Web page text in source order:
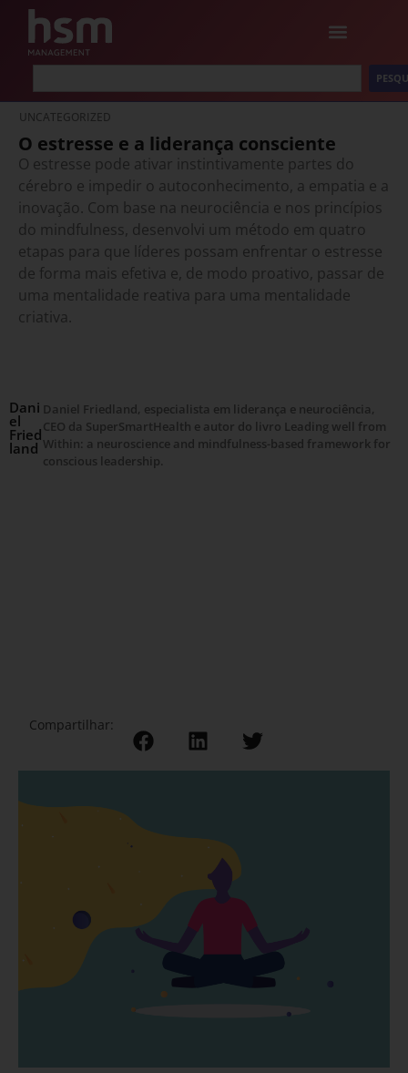
UNCATEGORIZED
O estresse e a liderança consciente
O estresse pode ativar instintivamente partes do
cérebro e impedir o autoconhecimento, a empatia e a
inovação. Com base na neurociência e nos princípios
do mindfulness, desenvolvi um método em quatro
etapas para que líderes possam enfrentar o estresse
de forma mais efetiva e, de modo proativo, passar de
uma mentalidade reativa para uma mentalidade
criativa.
Dani
el
Fried
land
Daniel Friedland, especialista em liderança e neurociência,
CEO da SuperSmartHealth e autor do livro Leading well from
Within: a neuroscience and mindfulness-based framework for
conscious leadership.
Compartilhar: